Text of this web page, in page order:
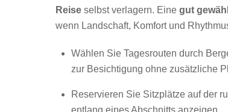
Reise selbst verlagern. Eine gut
wenn Landschaft, Komfort und
Wählen Sie Tagesrouten durch
zur Besichtigung ohne zusätzliche
Reservieren Sie Sitzplätze auf der